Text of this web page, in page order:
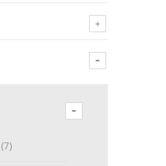
(7)